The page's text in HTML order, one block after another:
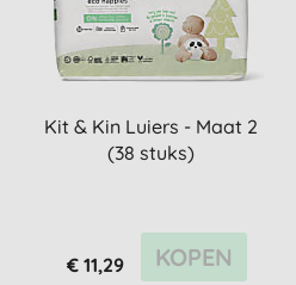
Kit & Kin Luiers - Maat 2
(38 stuks)
€ 11,29 KOPEN